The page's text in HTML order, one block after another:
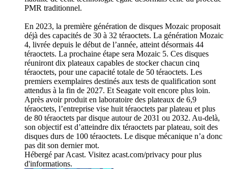
PMR traditionnel.
En 2023, la première génération de disques Mozaic proposait
déjà des capacités de 30 à 32 téraoctets. La génération Mozaic
4, livrée depuis le début de l’année, atteint désormais 44
téraoctets. La prochaine étape sera Mozaic 5. Ces disques
réuniront dix plateaux capables de stocker chacun cinq
téraoctets, pour une capacité totale de 50 téraoctets. Les
premiers exemplaires destinés aux tests de qualification sont
attendus à la fin de 2027. Et Seagate voit encore plus loin.
Après avoir produit en laboratoire des plateaux de 6,9
téraoctets, l’entreprise vise huit téraoctets par plateau et plus
de 80 téraoctets par disque autour de 2031 ou 2032. Au-delà,
son objectif est d’atteindre dix téraoctets par plateau, soit des
disques durs de 100 téraoctets. Le disque mécanique n’a donc
pas dit son dernier mot.
Hébergé par Acast. Visitez acast.com/privacy pour plus
d'informations.